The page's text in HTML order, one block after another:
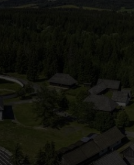
ZOZNAM INFOCENTIER
20. Cvyklo pohár 2026
15.
Tatralandii – letný
špeciál
Demänovská Dolina
Leto pod Chopkom